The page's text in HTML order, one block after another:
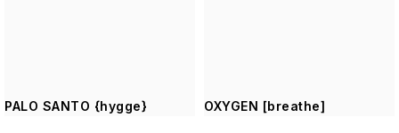
PALO SANTO {hygge} OXYGEN [breathe]